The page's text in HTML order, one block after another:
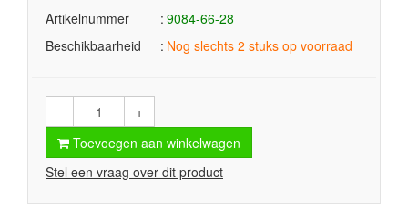
Artikelnummer
9084-66-28
Beschikbaarheid
Nog slechts 2 stuks op voorraad
-
+
Toevoegen aan winkelwagen
Stel een vraag over dit product